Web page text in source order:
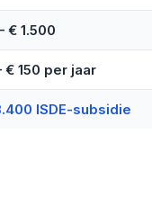
€ 1.500
€ 150 per jaar
ISDE-subsidie